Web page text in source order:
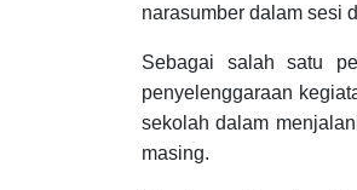
narasumber dalam sesi
Sebagai salah satu
penyelenggaraan
sekolah dalam
masing.